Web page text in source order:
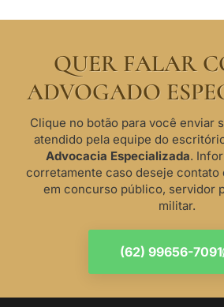
QUER FALAR
ADVOGADO
Clique no botão para você enviar
atendido pela equipe do
Advocacia Especializada.
corretamente caso deseje contato
em concurso público, servidor
militar.
(62) 99656-7091